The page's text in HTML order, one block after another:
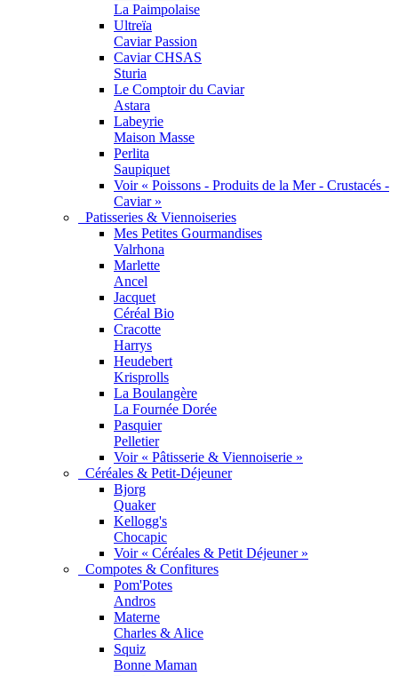
La Paimpolaise
Ultreïa
Caviar Passion
Caviar CHSAS
Sturia
Le Comptoir du Caviar
Astara
Labeyrie
Maison Masse
Perlita
Saupiquet
Voir « Poissons - Produits de la Mer - Crustacés -
Caviar »
Patisseries & Viennoiseries
Mes Petites Gourmandises
Valrhona
Marlette
Ancel
Jacquet
Céréal Bio
Cracotte
Harrys
Heudebert
Krisprolls
La Boulangère
La Fournée Dorée
Pasquier
Pelletier
Voir « Pâtisserie & Viennoiserie »
Céréales & Petit-Déjeuner
Bjorg
Quaker
Kellogg's
Chocapic
Voir « Céréales & Petit Déjeuner »
Compotes & Confitures
Pom'Potes
Andros
Materne
Charles & Alice
Squiz
Bonne Maman